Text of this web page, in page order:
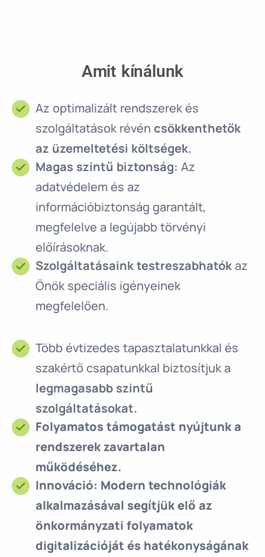
Amit kínálunk
Az optimalizált rendszerek és
szolgáltatások révén csökkenthetők
az üzemeltetési költségek.
Magas szintű biztonság: Az
adatvédelem és az
információbiztonság garantált,
megfelelve a legújabb törvényi
előírásoknak.
Szolgáltatásaink testreszabhatókaz
Önök speciális igényeinek
megfelelően.
Több évtizedes tapasztalatunkkal és
szakértő csapatunkkal biztosítjuk a
legmagasabb szintű
szolgáltatásokat.
Folyamatos támogatást nyújtunk a
rendszerek zavartalan
működéséhez.
Innováció: Modern technológiák
alkalmazásával segítjük elő az
önkormányzati folyamatok
digitalizációját és hatékonyságának